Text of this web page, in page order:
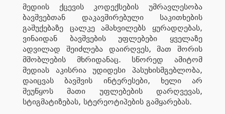
მედიის ქცევის კოდექსების უმრავლესობა
ბავშვებთან დაკავშირებული სა­კითხების
გაშუქებაზე ცალკე ამახვილებს ყურადღებას,
ვინაიდან ბავშვების უფლებები ყველაზე
ადვილად შეიძლება დაირღვეს, მათ შორის
მშობლების მხრიდანაც. სწორედ ამიტომ
მედიას აკისრია უდიდესი პასუხისმგებლობა,
და­იცვას ბავშვის ინტერესები, ხელი არ
შეუწყოს მათი უფლებების დარღვევას,
სტიგმატიზებას, სტერეოტიპების გამყარებას.